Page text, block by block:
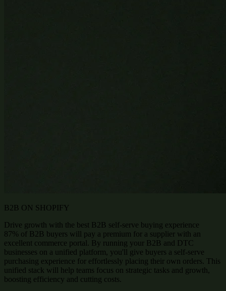
B2B ON SHOPIFY
Drive growth with the best B2B self-serve buying experience
87% of B2B buyers will pay a premium for a supplier with an
excellent commerce portal. By running your B2B and DTC
businesses on a unified platform, you'll give buyers a self-serve
purchasing experience for effortlessly placing their own orders. This
unified stack will help teams focus on strategic tasks and growth,
boosting efficiency and cutting costs.